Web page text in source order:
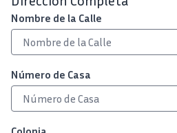
Nombre de la Calle
Número de Casa